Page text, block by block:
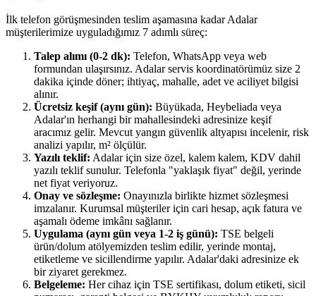
İlk telefon görüşmesinden teslim aşamasına kadar Adalar
müşterilerimize uyguladığımız 7 adımlı süreç:
Talep alımı (0-2 dk): Telefon, WhatsApp veya web
formundan ulaşırsınız. Adalar servis koordinatörümüz size 2
dakika içinde döner; ihtiyaç, mahalle, adet ve aciliyet bilgisi
alınır.
Ücretsiz keşif (aynı gün): Büyükada, Heybeliada veya
Adalar'ın herhangi bir mahallesindeki adresinize keşif
aracımız gelir. Mevcut yangın güvenlik altyapısı incelenir, risk
analizi yapılır, m² ölçülür.
Yazılı teklif: Adalar için size özel, kalem kalem, KDV dahil
yazılı teklif sunulur. Telefonla "yaklaşık fiyat" değil, yerinde
net fiyat veriyoruz.
Onay ve sözleşme: Onayınızla birlikte hizmet sözleşmesi
imzalanır. Kurumsal müşteriler için cari hesap, açık fatura ve
aşamalı ödeme imkânı sağlanır.
Uygulama (aynı gün veya 1-2 iş günü): TSE belgeli
ürün/dolum atölyemizden teslim edilir, yerinde montaj,
etiketleme ve sicillendirme yapılır. Adalar'daki adresinize ek
bir ziyaret gerekmez.
Belgeleme: Her cihaz için TSE sertifikası, dolum etiketi, sicil